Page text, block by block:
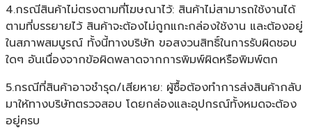
4.กรณีสินค้าไม่ตรงตามที่โฆษณาไว้: สินค้าไม่สามารถใช้งานได้
ตามที่บรรยายไว้ สินค้าจะต้องไม่ถูกแกะกล่องใช้งาน และต้องอยู่
ในสภาพสมบูรณ์ ทั้งนี้ทางบริษัท ขอสงวนสิทธิ์ในการรับผิดชอบ
ใดๆ อันเนื่องจากข้อผิดพลาดจากการพิมพ์ผิดหรือพิมพ์ตก
5.กรณีที่สินค้าอาจชำรุด/เสียหาย: ผู้ซื้อต้องทำการส่งสินค้ากลับ
มาให้ทางบริษัทตรวจสอบ โดยกล่องและอุปกรณ์ทั้งหมดจะต้อง
อยู่ครบ